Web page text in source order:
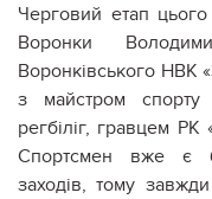
Черговий етап
Воронки
Воронківського НВК
з майстром спорту
регбіліг, гравцем
Спортсмен вже є
заходів, тому